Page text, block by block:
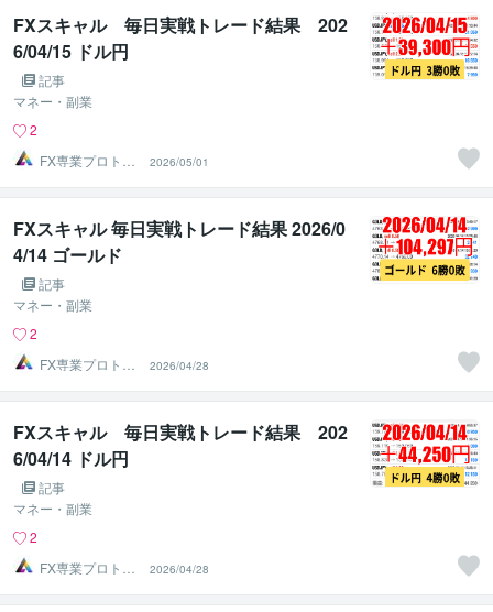
FXスキャル 毎日実戦トレード結果 202
6/04/15 ドル円
記事
マネー・副業
2
FX専業プロトレ
ーダーのAチーム
2026/05/01
FXスキャル 毎日実戦トレード結果 2026/0
4/14 ゴールド
記事
マネー・副業
2
FX専業プロトレ
ーダーのAチーム
2026/04/28
FXスキャル 毎日実戦トレード結果 202
6/04/14 ドル円
記事
マネー・副業
2
FX専業プロトレ
ーダーのAチーム
2026/04/28